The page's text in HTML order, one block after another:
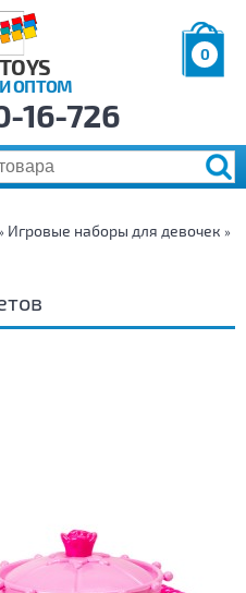
ОПТОМ
0
р.
16-726
» Игровые наборы для девочек »